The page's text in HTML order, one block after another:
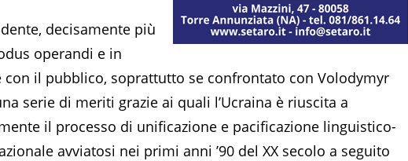
decisamente più
operandi e in
il pubblico, soprattutto se confrontato con Volodymyr
serie di meriti grazie ai quali l’Ucraina è riuscita a
il processo di unificazione e pacificazione linguistico-
avviatosi nei primi anni ’90 del XX secolo a seguito